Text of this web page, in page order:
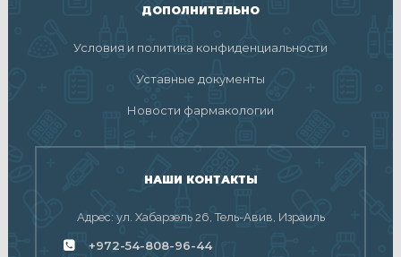
ДОПОЛНИТЕЛЬНО
Условия и политика конфиденциальности
Уставные документы
Новости фармакологии
НАШИ КОНТАКТЫ
Адрес: ул. Хабарзель 26, Тель-Авив, Израиль
+972-54-808-96-44